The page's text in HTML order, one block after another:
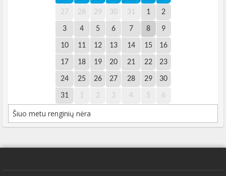
27 28 29 30 31 1 2
3 4 5 6 7 8 9
10 11 12 13 14 15 16
17 18 19 20 21 22 23
24 25 26 27 28 29 30
31 1 2 3 4 5 6
Šiuo metu renginių nėra